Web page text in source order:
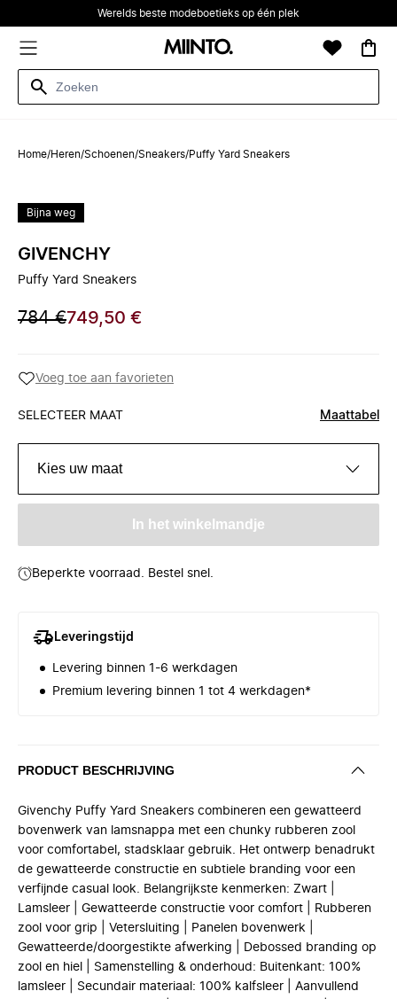
Werelds beste modeboetieks op één plek
Home/Heren/Schoenen/Sneakers/Puffy Yard Sneakers
Bijna weg
GIVENCHY
Puffy Yard Sneakers
784 €749,50 €
Voeg toe aan favorieten
SELECTEER MAAT Maattabel
Kies uw maat
In het winkelmandje
Beperkte voorraad. Bestel snel.
Leveringstijd
Levering binnen 1-6 werkdagen
Premium levering binnen 1 tot 4 werkdagen*
PRODUCT BESCHRIJVING
Givenchy Puffy Yard Sneakers combineren een gewatteerd
bovenwerk van lamsnappa met een chunky rubberen zool
voor comfortabel, stadsklaar gebruik. Het ontwerp benadrukt
de gewatteerde constructie en subtiele branding voor een
verfijnde casual look. Belangrijkste kenmerken: Zwart |
Lamsleer | Gewatteerde constructie voor comfort | Rubberen
zool voor grip | Vetersluiting | Panelen bovenwerk |
Gewatteerde/doorgestikte afwerking | Debossed branding op
zool en hiel | Samenstelling & onderhoud: Buitenkant: 100%
lamsleer | Secundair materiaal: 100% kalfsleer | Aanvullend